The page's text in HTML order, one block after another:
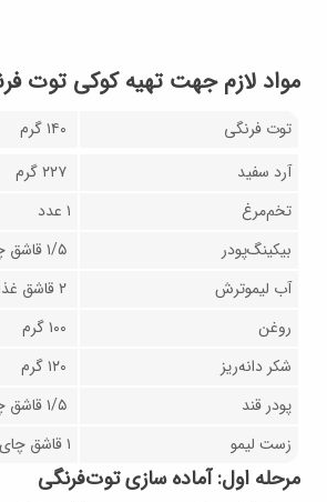
مواد لازم جهت تهیه کوکی توت
توت فرنگی
آرد سفید
تخم‌مرغ
۱ عدد
بیکینگ‌پودر
آب لیموترش
روغن
شکر دانه‌ریز
پودر قند
زست لیمو
۱ قاشق چای‌خوری
مرحله اول: آماده سازی توت‌فرنگی